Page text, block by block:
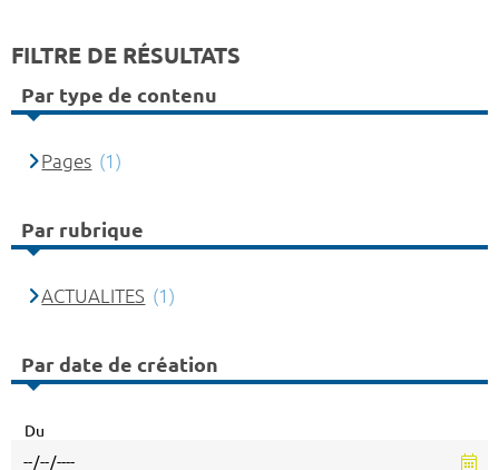
FILTRE DE RÉSULTATS
Par type de contenu
Pages (1)
Par rubrique
ACTUALITES (1)
Par date de création
Du